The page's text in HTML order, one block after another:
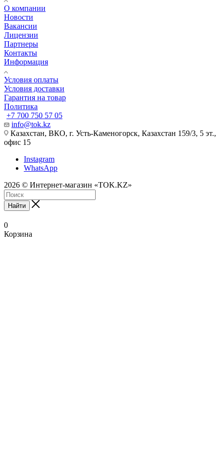
О компании
Новости
Вакансии
Лицензии
Партнеры
Контакты
Информация
Условия оплаты
Условия доставки
Гарантия на товар
Политика
+7 700 750 57 05
info@tok.kz
Казахстан, ВКО, г. Усть-Каменогорск, Казахстан 159/3, 5 эт.,
офис 15
Instagram
WhatsApp
2026 © Интернет-магазин «TOK.KZ»
Найти
0
Корзина